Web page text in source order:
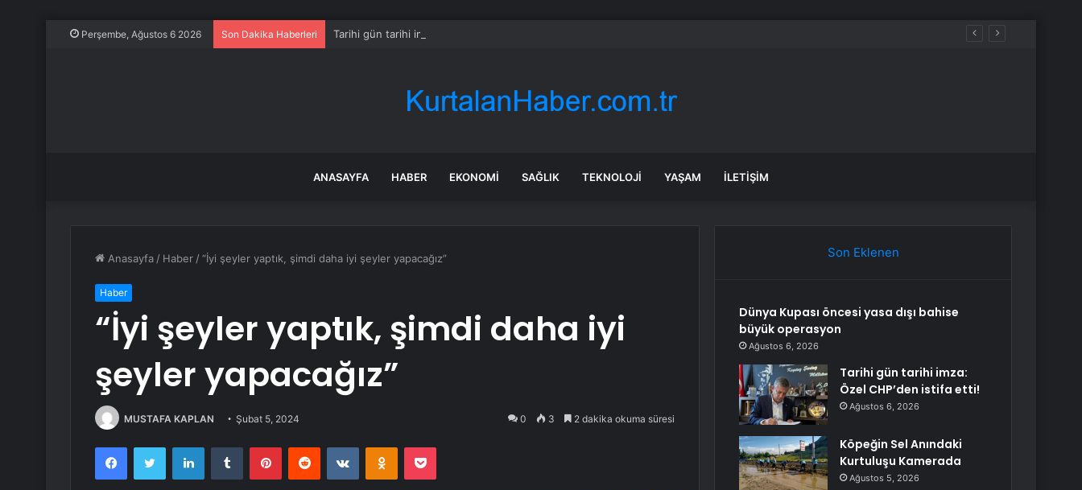
Perşembe, Ağustos 6 2026 Son Dakika Haberleri Tarihi gün tarihi imza: Özel CHP’den istifa etti!
ANASAYFA HABER EKONOMI SAĞLIK TEKNOLOJI YAŞAM İLETIŞIM
Anasayfa / Haber /“İyi şeyler yaptık, şimdi daha iyi şeyler yapacağız”
Haber
“İyi şeyler yaptık, şimdi daha iyi
şeyler yapacağız”
MUSTAFA KAPLAN Şubat 5, 2024 0 3 2 dakika okuma süresi
FacebookTwitter LinkedInTumblr PinterestReddit VKontakteOdnoklassniki
Pocket
Son Eklenen
Dünya Kupası öncesi yasa dışı bahise
büyük operasyon
Ağustos 6, 2026
Tarihi gün tarihi imza:
Özel CHP’den istifa etti!
Ağustos 6, 2026
Köpeğin Sel Anındaki
Kurtuluşu Kamerada
Ağustos 5, 2026